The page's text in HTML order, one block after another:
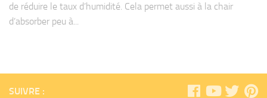
de réduire le taux d’humidité. Cela permet aussi à la chair
d’absorber peu à...
SUIVRE :